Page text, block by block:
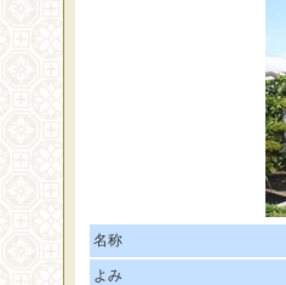
名称
よみ